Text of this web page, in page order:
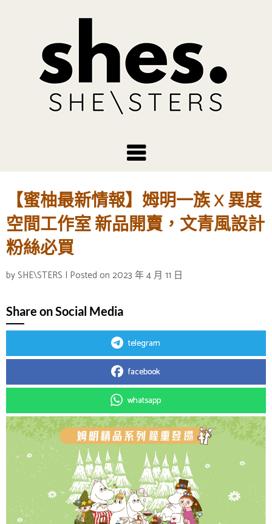
【蜜柚最新情報】姆明一族 X 異度
空間工作室 新品開賣，文青風設計
粉絲必買
by SHE\STERS | Posted on 2023 年 4 月 11 日
Share on Social Media
telegram
facebook
whatsapp